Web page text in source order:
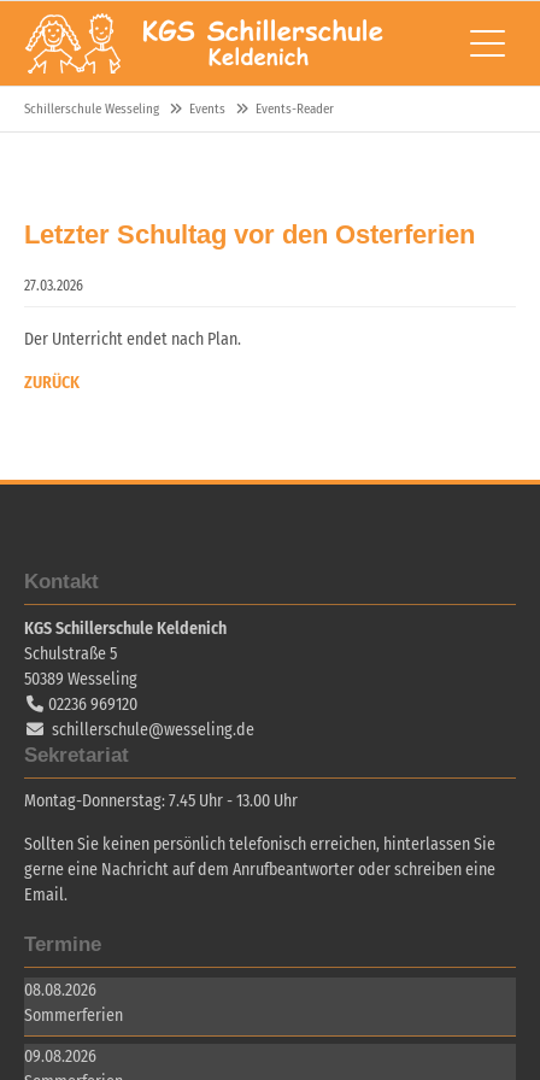
Schillerschule Wesseling Events Events-Reader
Letzter Schultag vor den Osterferien
27.03.2026
Der Unterricht endet nach Plan.
ZURÜCK
Kontakt
KGS Schillerschule Keldenich
Schulstraße 5
50389 Wesseling
02236 969120
schillerschule@wesseling.de
Sekretariat
Montag-Donnerstag: 7.45 Uhr - 13.00 Uhr
Sollten Sie keinen persönlich telefonisch erreichen, hinterlassen Sie
gerne eine Nachricht auf dem Anrufbeantworter oder schreiben eine
Email.
Termine
08.08.2026
Sommerferien
09.08.2026